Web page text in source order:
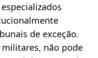
de exceção.
não pode